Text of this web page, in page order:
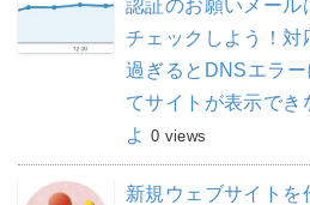
認証のお願いメール
チェックしよう！対
過ぎるとDNSエラー
てサイトが表示でき
よ 0 views
新規ウェブサイトを